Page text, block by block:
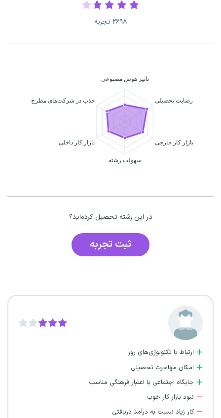
۲۶۹۸ تجربه
در این رشته تحصیل کرده‌اید؟
ثبت تجربه
ارتباط با تکنولوژی‌های روز
امکان مهاجرت تحصیلی
جایگاه اجتماعی یا اعتبار فرهنگی مناسب
نبود بازار کار خوب
کار زیاد نسبت به درآمد دریافتی